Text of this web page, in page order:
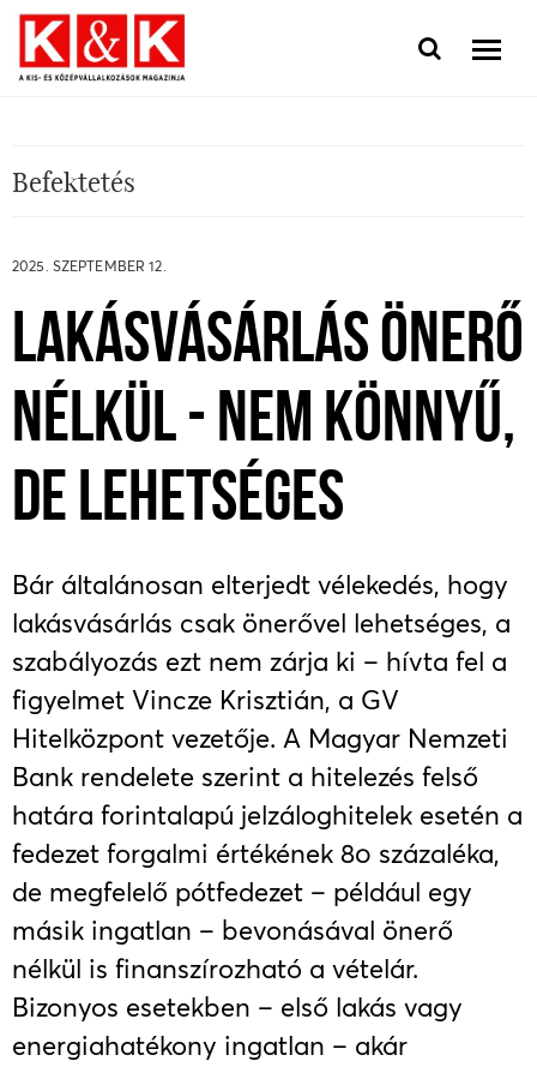
Befektetés
2025. SZEPTEMBER 12.
LAKÁSVÁSÁRLÁS ÖNERŐ
NÉLKÜL - NEM KÖNNYŰ,
DE LEHETSÉGES
Bár általánosan elterjedt vélekedés, hogy
lakásvásárlás csak önerővel lehetséges, a
szabályozás ezt nem zárja ki – hívta fel a
figyelmet Vincze Krisztián, a GV
Hitelközpont vezetője. A Magyar Nemzeti
Bank rendelete szerint a hitelezés felső
határa forintalapú jelzáloghitelek esetén a
fedezet forgalmi értékének 80 százaléka,
de megfelelő pótfedezet – például egy
másik ingatlan – bevonásával önerő
nélkül is finanszírozható a vételár.
Bizonyos esetekben – első lakás vagy
energiahatékony ingatlan – akár